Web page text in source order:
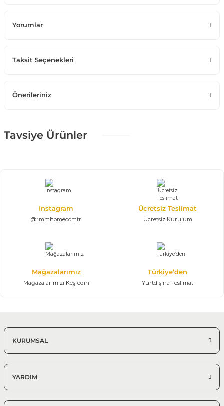
Yorumlar
Taksit Seçenekleri
Önerileriniz
Tavsiye Ürünler
%25 + %10
186.435,00 TL
Modern Köşe Koltuk Modelleri
%25 + %10
Instagram
@rmmhomecomtr
Ücretsiz Teslimat
Ücretsiz Kurulum
Mağazalarımız
Mağazalarımızı Keşfedin
Türkiye’den
Yurtdışına Teslimat
KURUMSAL
YARDIM